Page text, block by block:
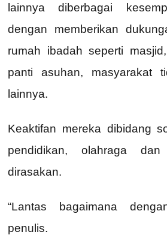
lainnya diberbagai
dengan memberikan
rumah ibadah seperti
panti asuhan, masyarakat
lainnya.
Keaktifan mereka dibidang
pendidikan, olahraga
dirasakan.
“Lantas bagaimana
penulis.